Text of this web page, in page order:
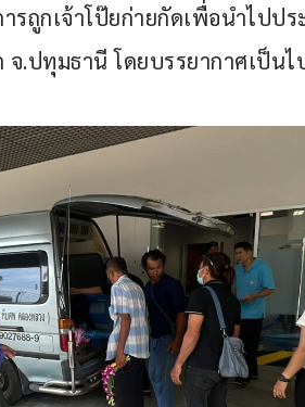
รถูกเจ้าโป๊ยก่ายกัดเพื่อนำไปป
.ปทุมธานี โดยบรรยากาศเป็นไ